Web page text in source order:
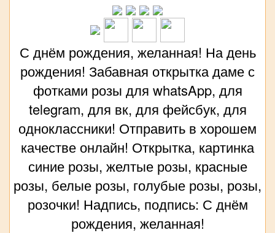
С днём рождения, желанная! На день
рождения! Забавная открытка даме с
фотками розы для whatsApp, для
telegram, для вк, для фейсбук, для
одноклассники! Отправить в хорошем
качестве онлайн! Открытка, картинка
синие розы, желтые розы, красные
розы, белые розы, голубые розы, розы,
розочки! Надпись, подпись: С днём
рождения, желанная!